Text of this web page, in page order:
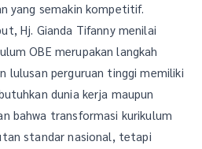
yang semakin kompetitif.
Hj. Gianda Tifanny menilai
OBE merupakan langkah
lulusan perguruan tinggi memiliki
dunia kerja maupun
bahwa transformasi kurikulum
standar nasional, tetapi